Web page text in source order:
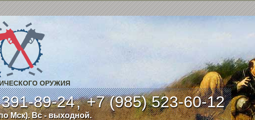
ОРУЖИЯ
89-24,+7 (985) 523-60-12
Мск). Вс - выходной.